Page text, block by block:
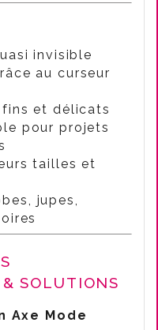
invisible
au curseur
et délicats
pour projets
tailles et
jupes,
SOLUTIONS
Axe Mode